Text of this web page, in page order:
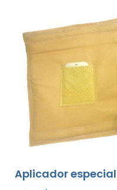
Aplicador especial